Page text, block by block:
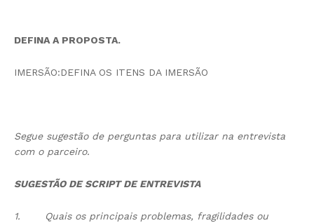
DEFINA A PROPOSTA.
IMERSÃO:DEFINA OS ITENS DA IMERSÃO
Segue sugestão de perguntas para utilizar na entrevista
com o parceiro.
SUGESTÃO DE SCRIPT DE ENTREVISTA
1.
Quais os principais problemas, fragilidades ou